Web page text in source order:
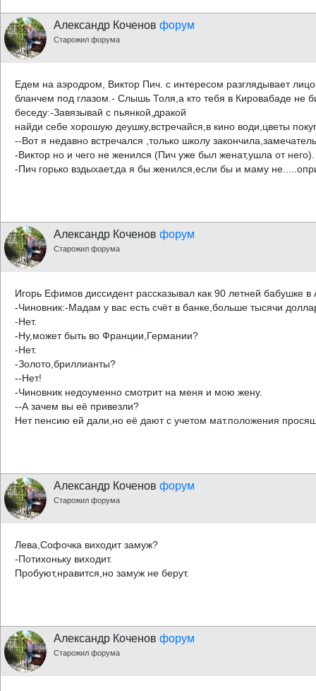
Александр Коченов форум
Старожил форума
Едем на аэродром, Виктор Пич. с интересом разглядывает
бланчем под глазом.- Слышь Толя,а кто тебя в Кировабаде не
беседу:-Завязывай с пьянкой,дракой
найди себе хорошую деушку,встречайся,в кино води,цветы
--Вот я недавно встречался ,только школу
-Виктор но и чего не женился (Пич уже был женат,ушла от него).
-Пич горько вздыхает,да я бы женился,если бы и маму
Александр Коченов форум
Старожил форума
Игорь Ефимов диссидент рассказывал как 90 летней бабушке
-Чиновник:-Мадам у вас есть счёт в банке,больше тысячи
-Нет.
-Ну,может быть во Франции,Германии?
-Нет.
-Золото,бриллианты?
--Нет!
-Чиновник недоуменно смотрит на меня и мою жену.
--А зачем вы её привезли?
Нет пенсию ей дали,но её дают с учетом мат.положения
Александр Коченов форум
Старожил форума
Лева,Софочка виходит замуж?
-Потихоньку виходит.
Пробуют,нравится,но замуж не берут.
Александр Коченов форум
Старожил форума